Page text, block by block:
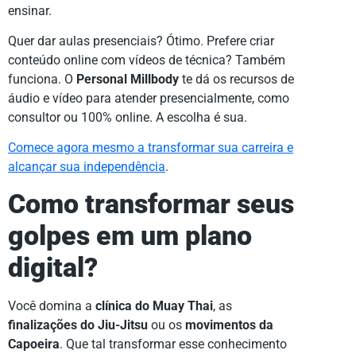
ensinar.
Quer dar aulas presenciais? Ótimo. Prefere criar
conteúdo online com vídeos de técnica? Também
funciona. O Personal Millbody te dá os recursos de
áudio e vídeo para atender presencialmente, como
consultor ou 100% online. A escolha é sua.
Comece agora mesmo a transformar sua carreira e
alcançar sua independência.
Como transformar seus
golpes em um plano
digital?
Você domina a clínica do Muay Thai, as
finalizações do Jiu-Jitsu ou os movimentos da
Capoeira. Que tal transformar esse conhecimento